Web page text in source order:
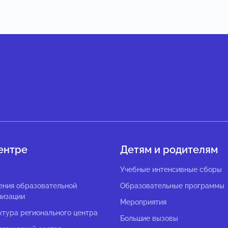
образовательной
регионального центра
Детям и родителям
Учебные интенсивные сборы
Образовательные программы
Мероприятия
Большие вызовы